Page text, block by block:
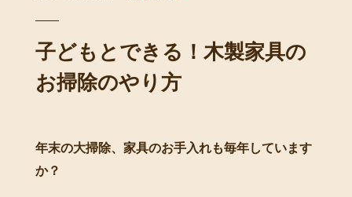
子どもとできる！木製家具の
お掃除のやり方
年末の大掃除、家具のお手入れも毎年しています
か？